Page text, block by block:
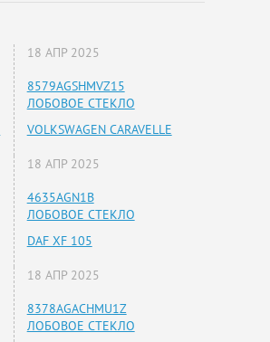
18 АПР 2025
8579AGSHMVZ15
ЛОБОВОЕ СТЕКЛО
VOLKSWAGEN CARAVELLE
18 АПР 2025
4635AGN1B
ЛОБОВОЕ СТЕКЛО
DAF XF 105
18 АПР 2025
8378AGACHMU1Z
ЛОБОВОЕ СТЕКЛО